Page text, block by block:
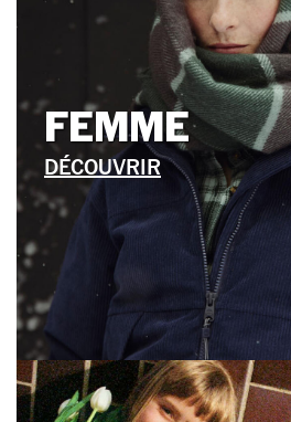
FEMME
DÉCOUVRIR